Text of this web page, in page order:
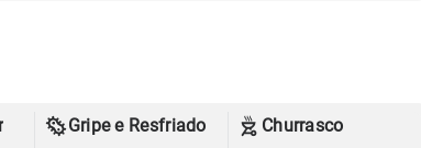
Gripe e Resfriado
Churrasco